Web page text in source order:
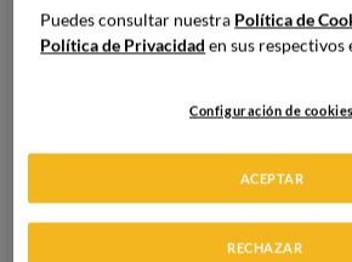
innovación para el sector
restaurantes y cafeterías.
promover su innovación,
segmentos de esta industria.
A las empresas participantes se les
individual donde podrán invitar a
Puedes consultar nuestra Política de
Política de Privacidad en sus respectivos
Configuración de cookies
RECHAZAR
ACEPTAR